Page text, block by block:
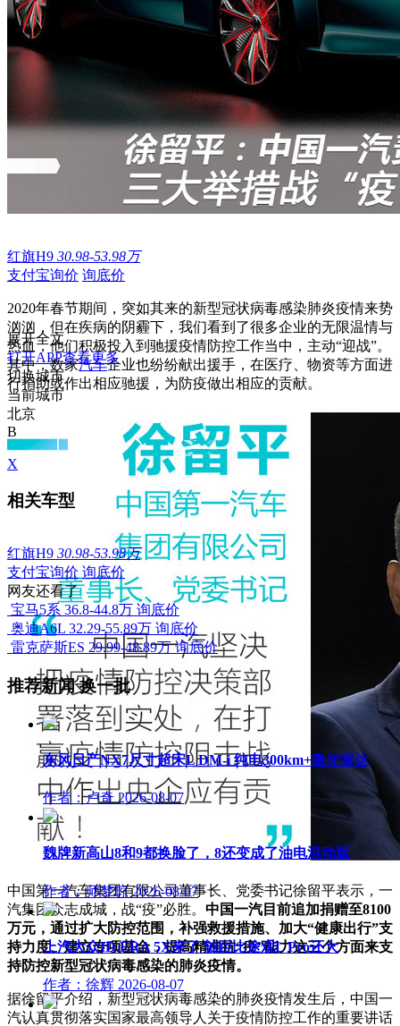
红旗H9 30.98-53.98万
支付宝询价 询底价
2020年春节期间，突如其来的新型冠状病毒感染肺炎疫情来势
汹汹， 但在疾病的阴霾下，我们看到了很多企业的无限温情与
热血，他们积极投入到驰援疫情防控工作当中，主动“迎战”。
其中，数家汽车企业也纷纷献出援手，在医疗、物资等方面进
行捐助或作出相应驰援，为防疫做出相应的贡献。
中国第一汽车集团有限公司董事长、党委书记徐留平表示，一
汽集团众志成城，战“疫”必胜。 中国一汽目前追加捐赠至8100
万元， 通过扩大防控范围，补强救援措施、加大“健康出行”支
持力度、建立专项基金，提高精准抗“疫”能力这三个方面来支
持防控新型冠状病毒感染的肺炎疫情。
据徐留平介绍，新型冠状病毒感染的肺炎疫情发生后，中国一
汽认真贯彻落实国家最高领导人关于疫情防控工作的重要讲话
展开全文
打开APP查看更多
切换城市
当前城市
北京
B
X
相关车型
红旗H9 30.98-53.98万
支付宝询价 询底价
网友还看了
宝马5系 36.8-44.8万 询底价
奥迪A6L 32.29-55.89万 询底价
雷克萨斯ES 29.99-48.89万 询底价
推荐新闻换一批
东风日产NX7尺寸超宋L DM-i 纯电300km+激光雷达
作者：卢奇 2026-08-07
魏牌新高山8和9都换脸了，8还变成了油电混动版
作者：师梦琼 2026-08-07
上汽大众ID.ERA 5X来了 轴距比途观L Pro还大
作者：徐辉 2026-08-07